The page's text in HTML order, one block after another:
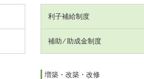
利子補給制度
補助 ⁄ 助成金制度
増築・改築・改修